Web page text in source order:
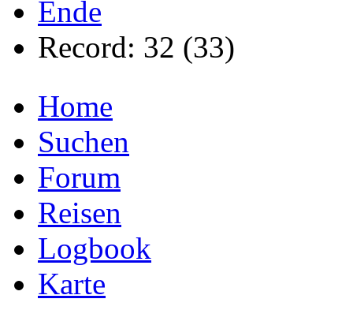
Ende
Record: 32 (33)
Home
Suchen
Forum
Reisen
Logbook
Karte